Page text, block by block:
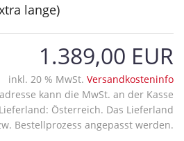
lange)
1.389,00 EUR
inkl. 20 % MwSt. Versandkosteninfo
kann die MwSt. an der Kasse
Österreich. Das Lieferland
Bestellprozess angepasst werden.